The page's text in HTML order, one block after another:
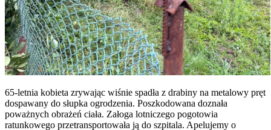
65-letnia kobieta zrywając wiśnie spadła z drabiny na metalowy pręt
dospawany do słupka ogrodzenia. Poszkodowana doznała
poważnych obrażeń ciała. Załoga lotniczego pogotowia
ratunkowego przetransportowała ją do szpitala. Apelujemy o